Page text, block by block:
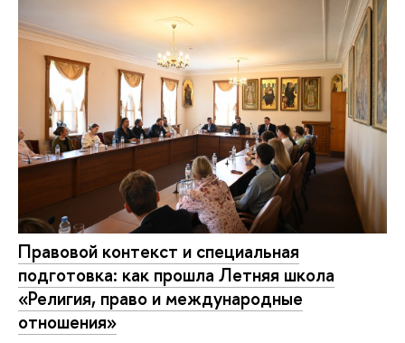
Правовой контекст и специальная
подготовка: как прошла Летняя школа
«Религия, право и международные
отношения»